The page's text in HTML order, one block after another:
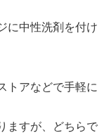
に中性洗剤を付け
トアなどで手軽に
ますが、どちらで